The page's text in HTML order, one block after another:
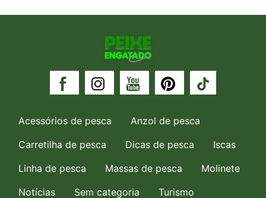
Acessórios de pesca
Anzol de pesca
Carretilha de pesca
Dicas de pesca
Iscas
Linha de pesca
Massas de pesca
Molinete
Notícias
Sem categoria Turismo